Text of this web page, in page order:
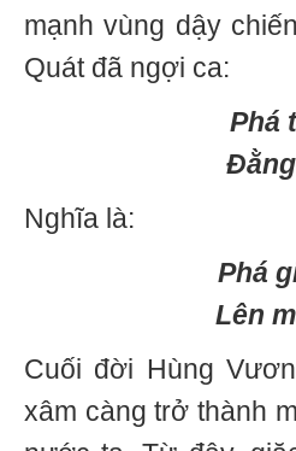
mạnh vùng dậy
Quát đã ngợi ca:
Phá
Nghĩa là:
Phá
Lên
Cuối đời Hùng
xâm càng trở thành